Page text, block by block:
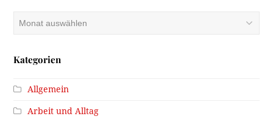
Kategorien
Allgemein
Arbeit und Alltag